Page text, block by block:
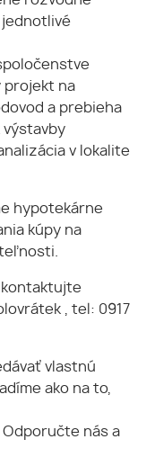
jednotlivé
projekt na
a prebieha
výstavby
v lokalite
hypotekárne
kúpy na
kontaktujte
, tel: 0917
vlastnú
ako na to,
nás a